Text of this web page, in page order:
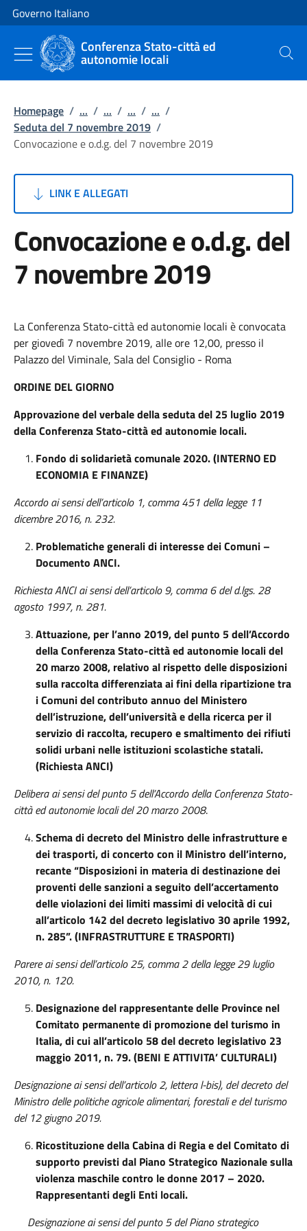
Vai al contenuto
Vai alla navigazione del sito
Governo Italiano
Conferenza Stato-città ed
autonomie locali Cerca
Homepage / ... / ... / ... / ... /
Seduta del 7 novembre 2019 /
Convocazione e o.d.g. del 7 novembre 2019
LINK E ALLEGATI
Convocazione e o.d.g. del
7 novembre 2019
La Conferenza Stato-città ed autonomie locali è convocata
per giovedì 7 novembre 2019, alle ore 12,00, presso il
Palazzo del Viminale, Sala del Consiglio - Roma
ORDINE DEL GIORNO
Approvazione del verbale della seduta del 25 luglio 2019
della Conferenza Stato-città ed autonomie locali.
Fondo di solidarietà comunale 2020.(INTERNO ED
ECONOMIA E FINANZE)
Accordo ai sensi dell’articolo 1, comma 451 della legge 11
dicembre 2016, n. 232.
Problematiche generali di interesse dei Comuni –
Documento ANCI.
Richiesta ANCI ai sensi dell’articolo 9, comma 6 del d.lgs. 28
agosto 1997, n. 281.
Attuazione, per l’anno 2019, del punto 5 dell’Accordo
della Conferenza Stato-città ed autonomie locali del
20 marzo 2008, relativo al rispetto delle disposizioni
sulla raccolta differenziata ai fini della ripartizione tra
i Comuni del contributo annuo del Ministero
dell’istruzione, dell’università e della ricerca per il
servizio di raccolta, recupero e smaltimento dei rifiuti
solidi urbani nelle istituzioni scolastiche statali.
(Richiesta ANCI)
Delibera ai sensi del punto 5 dell’Accordo della Conferenza Stato-
città ed autonomie locali del 20 marzo 2008.
Schema di decreto del Ministro delle infrastrutture e
dei trasporti, di concerto con il Ministro dell’interno,
recante “Disposizioni in materia di destinazione dei
proventi delle sanzioni a seguito dell’accertamento
delle violazioni dei limiti massimi di velocità di cui
all’articolo 142 del decreto legislativo 30 aprile 1992,
n. 285”. (INFRASTRUTTURE E TRASPORTI)
Parere ai sensi dell’articolo 25, comma 2 della legge 29 luglio
2010, n. 120.
Designazione del rappresentante delle Province nel
Comitato permanente di promozione del turismo in
Italia, di cui all’articolo 58 del decreto legislativo 23
maggio 2011, n. 79. (BENI E ATTIVITA’ CULTURALI)
Designazione ai sensi dell’articolo 2, lettera l-bis), del decreto del
Ministro delle politiche agricole alimentari, forestali e del turismo
del 12 giugno 2019.
Ricostituzione della Cabina di Regia e del Comitato di
supporto previsti dal Piano Strategico Nazionale sulla
violenza maschile contro le donne 2017 – 2020.
Rappresentanti degli Enti locali.
Designazione ai sensi del punto 5 del Piano strategico